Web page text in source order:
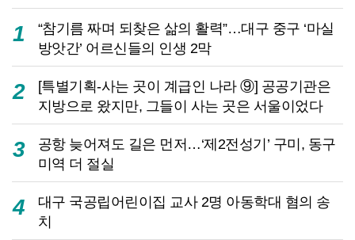
1
“참기름 짜며 되찾은 삶의 활력”…대구 중구 ‘마실
방앗간’ 어르신들의 인생 2막
2
[특별기획-사는 곳이 계급인 나라 ⑨] 공공기관은
지방으로 왔지만, 그들이 사는 곳은 서울이었다
3
공항 늦어져도 길은 먼저…‘제2전성기’ 구미, 동구
미역 더 절실
4
대구 국공립어린이집 교사 2명 아동학대 혐의 송
치